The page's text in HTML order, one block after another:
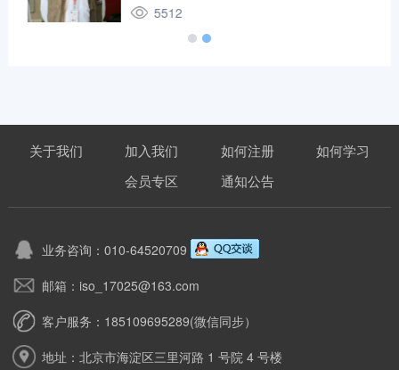
5512
关于我们 加入我们 如何注册
如何学习
会员专区
通知公告
业务咨询：010-64520709
邮箱：iso_17025@163.com
客户服务：185109695289(微信同步）
地址：北京市海淀区三里河路 1 号院 4 号楼